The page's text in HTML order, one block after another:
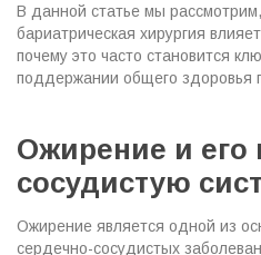
В данной статье мы
бариатрическая хирургия
почему это часто становится
поддержании общего здоровья
Ожирение и его
сосудистую
Ожирение является одной из
сердечно-сосудистых